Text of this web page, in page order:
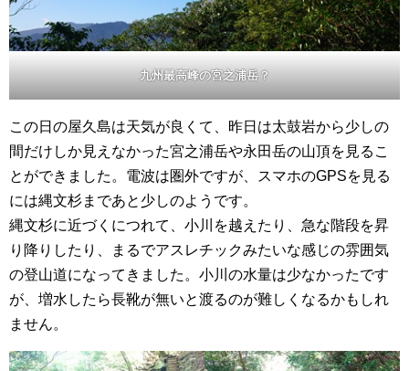
九州最高峰の宮之浦岳？
この日の屋久島は天気が良くて、昨日は太鼓岩から少しの
間だけしか見えなかった宮之浦岳や永田岳の山頂を見るこ
とができました。電波は圏外ですが、スマホのGPSを見る
には縄文杉まであと少しのようです。
縄文杉に近づくにつれて、小川を越えたり、急な階段を昇
り降りしたり、まるでアスレチックみたいな感じの雰囲気
の登山道になってきました。小川の水量は少なかったです
が、増水したら長靴が無いと渡るのが難しくなるかもしれ
ません。